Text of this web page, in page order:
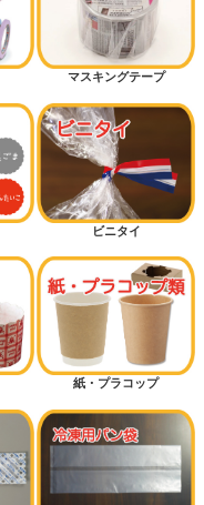
マスキングテープ
ビニタイ
紙・プラコップ